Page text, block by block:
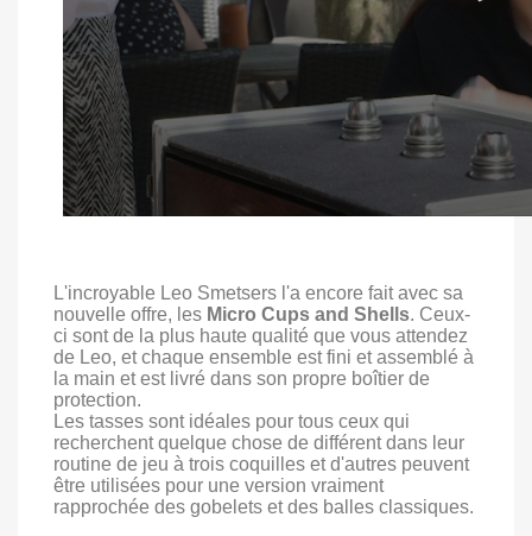
L'incroyable Leo Smetsers l'a encore fait avec sa
nouvelle offre, les Micro Cups and Shells. Ceux-
ci sont de la plus haute qualité que vous attendez
de Leo, et chaque ensemble est fini et assemblé à
la main et est livré dans son propre boîtier de
protection.
Les tasses sont idéales pour tous ceux qui
recherchent quelque chose de différent dans leur
routine de jeu à trois coquilles et d'autres peuvent
être utilisées pour une version vraiment
rapprochée des gobelets et des balles classiques.